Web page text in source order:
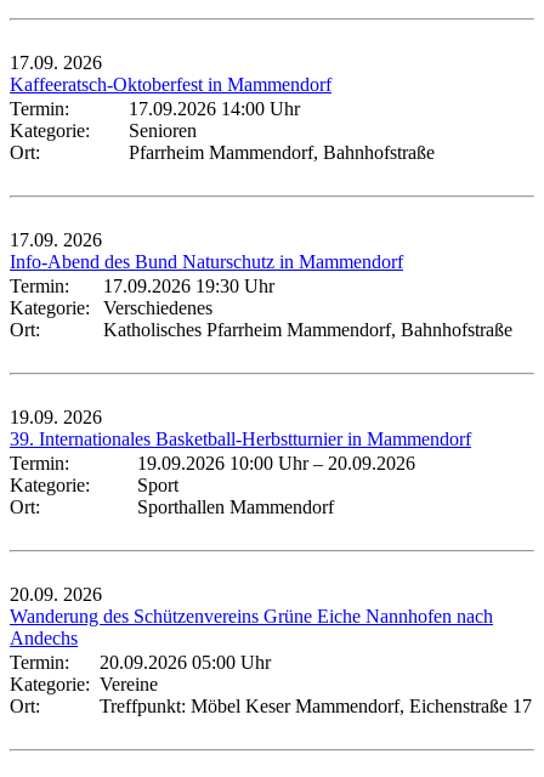
17.09. 2026
Kaffeeratsch-Oktoberfest in Mammendorf
Termin:
17.09.2026 14:00 Uhr
Kategorie:
Senioren
Ort:
Pfarrheim Mammendorf, Bahnhofstraße
17.09. 2026
Info-Abend des Bund Naturschutz in Mammendorf
Termin:
17.09.2026 19:30 Uhr
Kategorie:
Verschiedenes
Ort:
Katholisches Pfarrheim Mammendorf, Bahnhofstraße
19.09. 2026
39. Internationales Basketball-Herbstturnier in Mammendorf
Termin:
19.09.2026 10:00 Uhr– 20.09.2026
Kategorie:
Sport
Ort:
Sporthallen Mammendorf
20.09. 2026
Wanderung des Schützenvereins Grüne Eiche Nannhofen nach
Andechs
Termin:
20.09.2026 05:00 Uhr
Kategorie: Vereine
Ort:
Treffpunkt: Möbel Keser Mammendorf, Eichenstraße 17